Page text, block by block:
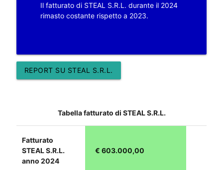
Il fatturato di STEAL S.R.L. durante il 2024
rimasto costante rispetto a 2023.
REPORT SU STEAL S.R.L.
Tabella fatturato di STEAL S.R.L.
Fatturato
STEAL S.R.L.
anno 2024
€ 603.000,00